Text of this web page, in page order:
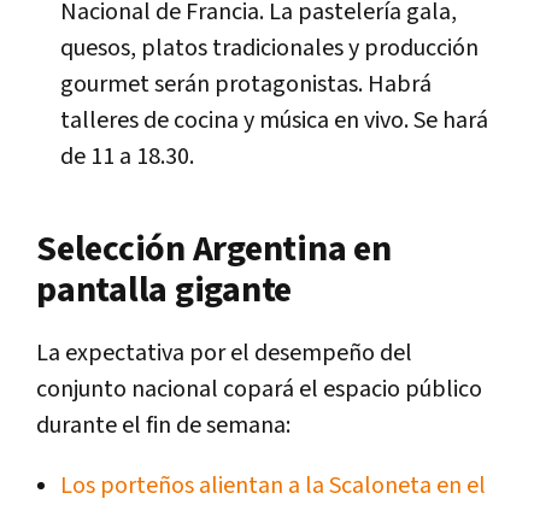
Nacional de Francia. La pastelería gala,
quesos, platos tradicionales y producción
gourmet serán protagonistas. Habrá
talleres de cocina y música en vivo. Se hará
de 11 a 18.30.
Selección Argentina en
pantalla gigante
La expectativa por el desempeño del
conjunto nacional copará el espacio público
durante el fin de semana:
Los porteños alientan a la Scaloneta en el